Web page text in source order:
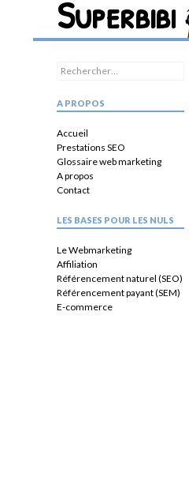
Superbibi
Recherche
Rechercher :
A PROPOS
Accueil
Prestations SEO
Glossaire web marketing
A propos
Contact
LES BASES POUR LES NULS
Le Webmarketing
Affiliation
Référencement naturel (SEO)
Référencement payant (SEM)
E-commerce